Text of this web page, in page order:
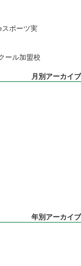
ポーツ実
ール加盟校
月別アーカイブ
年別アーカイブ